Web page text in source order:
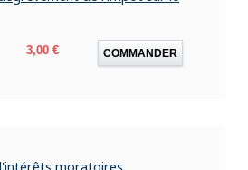
Prix
3,00 € COMMANDER